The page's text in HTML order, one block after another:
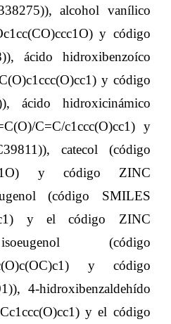
alcohol vanílico
y código
ácido hidroxibenzoíco
y código
ácido hidroxicinámico
C=C/c1ccc(O)cc1) y
catecol (código
y código ZINC
(código SMILES
y el código ZINC
(código
y código
4-hidroxibenzaldehído
y el código